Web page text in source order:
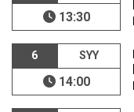
13:30
6 SYY
14:00